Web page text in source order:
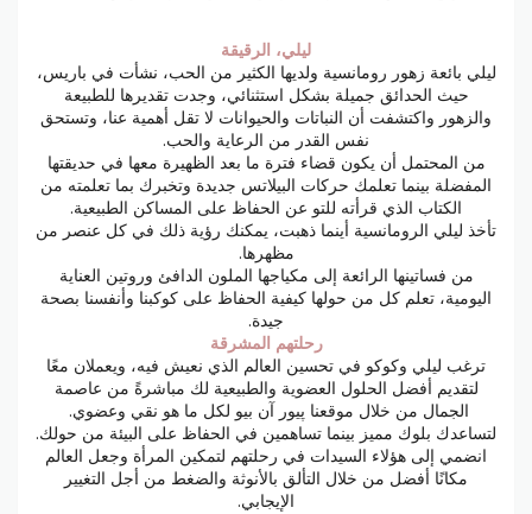
ليلي، الرقيقة
ليلي بائعة زهور رومانسية ولديها الكثير من الحب، نشأت في باريس،
حيث الحدائق جميلة بشكل استثنائي، وجدت تقديرها للطبيعة
والزهور واكتشفت أن النباتات والحيوانات لا تقل أهمية عنا، وتستحق
نفس القدر من الرعاية والحب.
من المحتمل أن يكون قضاء فترة ما بعد الظهيرة معها في حديقتها
المفضلة بينما تعلمك حركات البيلاتس جديدة وتخبرك بما تعلمته من
الكتاب الذي قرأته للتو عن الحفاظ على المساكن الطبيعية.
تأخذ ليلي الرومانسية أينما ذهبت، يمكنك رؤية ذلك في كل عنصر من
مظهرها.
من فساتينها الرائعة إلى مكياجها الملون الدافئ وروتين العناية
اليومية، تعلم كل من حولها كيفية الحفاظ على كوكبنا وأنفسنا بصحة
جيدة.
رحلتهم المشرقة
ترغب ليلي وكوكو في تحسين العالم الذي نعيش فيه، ويعملان معًا
لتقديم أفضل الحلول العضوية والطبيعية لك مباشرةً من عاصمة
الجمال من خلال موقعنا پيور آن بيو لكل ما هو نقي وعضوي.
لتساعدك بلوك مميز بينما تساهمين في الحفاظ على البيئة من حولك.
انضمي إلى هؤلاء السيدات في رحلتهم لتمكين المرأة وجعل العالم
مكانًا أفضل من خلال التألق بالأنوثة والضغط من أجل التغيير
الإيجابي.